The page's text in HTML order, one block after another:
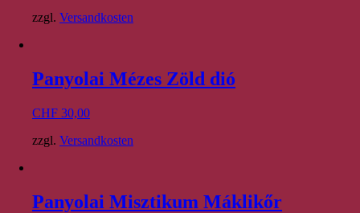
zzgl. Versandkosten
Panyolai Mézes Zöld dió
CHF 30,00
zzgl. Versandkosten
Panyolai Misztikum Máklikőr